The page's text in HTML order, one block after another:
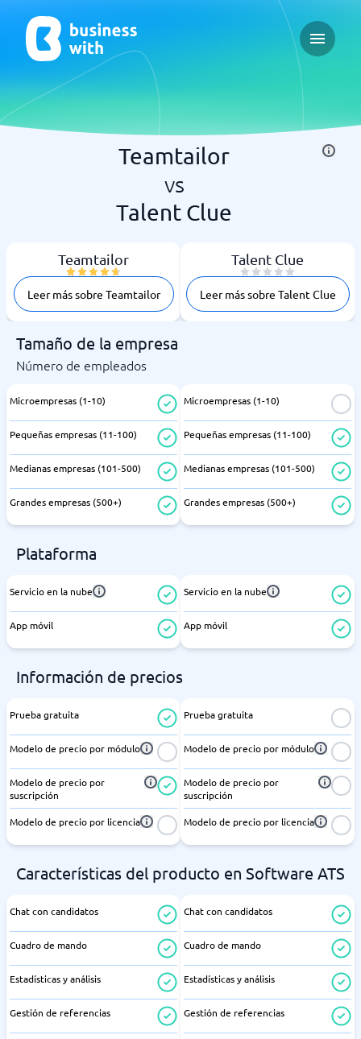
Open
Teamtailor
vs
Talent Clue
Teamtailor
Leer más sobre Teamtailor
Talent Clue
Leer más sobre Talent Clue
Tamaño de la empresa
Número de empleados
Microempresas (1-10)
Pequeñas empresas (11-100)
Medianas empresas (101-500)
Grandes empresas (500+)
Microempresas (1-10)
Pequeñas empresas (11-100)
Medianas empresas (101-500)
Grandes empresas (500+)
Plataforma
Servicio en la nube
App móvil
Servicio en la nube
App móvil
Información de precios
Prueba gratuita
Modelo de precio por módulo
Modelo de precio por
suscripción
Modelo de precio por licencia
Prueba gratuita
Modelo de precio por módulo
Modelo de precio por
suscripción
Modelo de precio por licencia
Características del producto en Software ATS
Chat con candidatos
Cuadro de mando
Estadísticas y análisis
Gestión de referencias
Chat con candidatos
Cuadro de mando
Estadísticas y análisis
Gestión de referencias